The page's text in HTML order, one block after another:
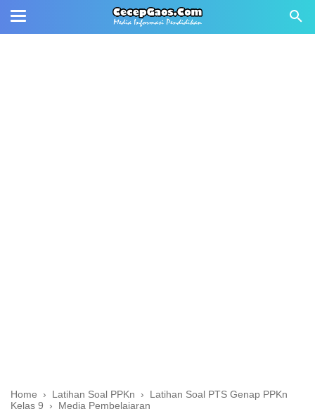
Home › Latihan Soal PPKn › Latihan Soal PTS Genap PPKn
Kelas 9
› Media Pembelajaran